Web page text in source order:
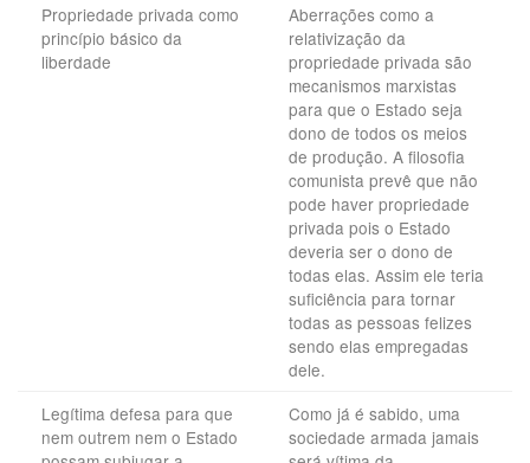
Propriedade privada como
princípio básico da
liberdade
Aberrações como a
relativização da
propriedade privada são
mecanismos marxistas
para que o Estado seja
dono de todos os meios
de produção. A filosofia
comunista prevê que não
pode haver propriedade
privada pois o Estado
deveria ser o dono de
todas elas. Assim ele teria
suficiência para tornar
todas as pessoas felizes
sendo elas empregadas
dele.
Legítima defesa para que
nem outrem nem o Estado
Como já é sabido, uma
sociedade armada jamais